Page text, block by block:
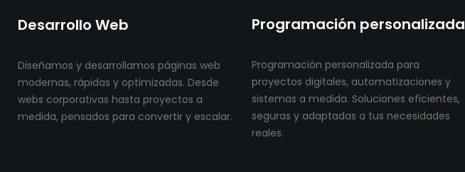
Desarrollo Web
Diseñamos y desarrollamos páginas web
modernas, rápidas y optimizadas. Desde
webs corporativas hasta proyectos a
medida, pensados para convertir y escalar.
Programación personalizada
Programación personalizada para
proyectos digitales, automatizaciones y
sistemas a medida. Soluciones eficientes,
seguras y adaptadas a tus necesidades
reales.